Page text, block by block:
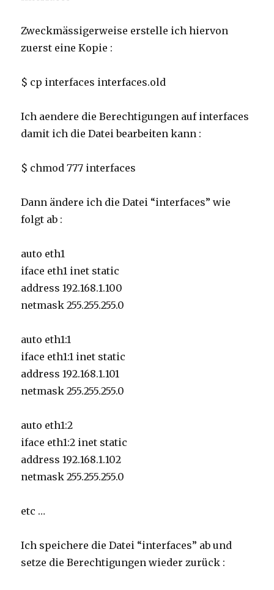
Zweckmässigerweise erstelle ich hiervon
zuerst eine Kopie :
$ cp interfaces interfaces.old
Ich aendere die Berechtigungen auf interfaces
damit ich die Datei bearbeiten kann :
$ chmod 777 interfaces
Dann ändere ich die Datei “interfaces” wie
folgt ab :
auto eth1
iface eth1 inet static
address 192.168.1.100
netmask 255.255.255.0
auto eth1:1
iface eth1:1 inet static
address 192.168.1.101
netmask 255.255.255.0
auto eth1:2
iface eth1:2 inet static
address 192.168.1.102
netmask 255.255.255.0
etc …
Ich speichere die Datei “interfaces” ab und
setze die Berechtigungen wieder zurück :